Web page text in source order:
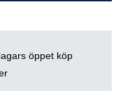
öppet köp